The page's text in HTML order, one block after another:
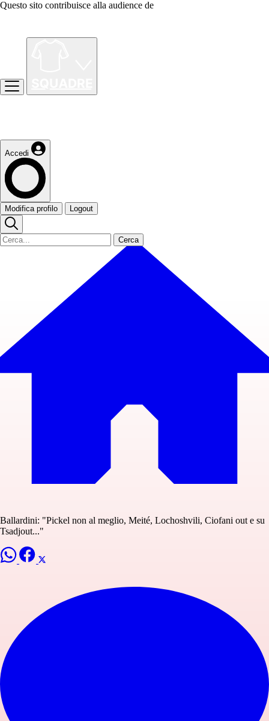
Questo sito contribuisce alla audience de
Accedi
Modifica profilo Logout
Cerca
Ballardini: "Pickel non al meglio, Meité, Lochoshvili, Ciofani out e su
Tsadjout..."